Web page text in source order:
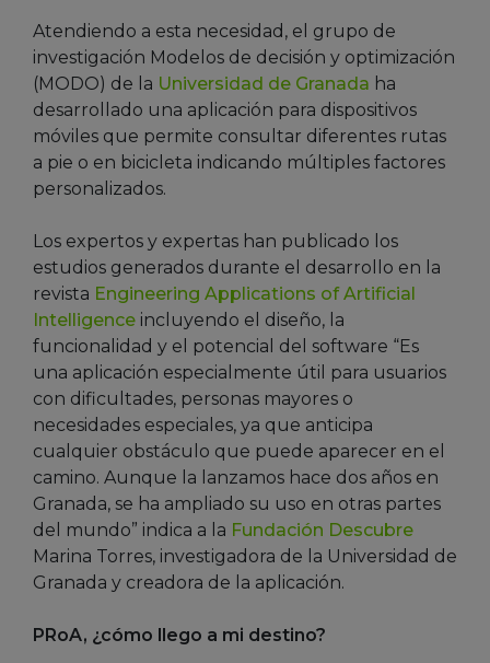
Atendiendo a esta necesidad, el grupo de
investigación Modelos de decisión y optimización
(MODO) de la Universidad de Granada ha
desarrollado una aplicación para dispositivos
móviles que permite consultar diferentes rutas
a pie o en bicicleta indicando múltiples factores
personalizados.
Los expertos y expertas han publicado los
estudios generados durante el desarrollo en la
revista Engineering Applications of Artificial
Intelligence incluyendo el diseño, la
funcionalidad y el potencial del software “Es
una aplicación especialmente útil para usuarios
con dificultades, personas mayores o
necesidades especiales, ya que anticipa
cualquier obstáculo que puede aparecer en el
camino. Aunque la lanzamos hace dos años en
Granada, se ha ampliado su uso en otras partes
del mundo” indica a la Fundación Descubre
Marina Torres, investigadora de la Universidad de
Granada y creadora de la aplicación.
PRoA, ¿cómo llego a mi destino?